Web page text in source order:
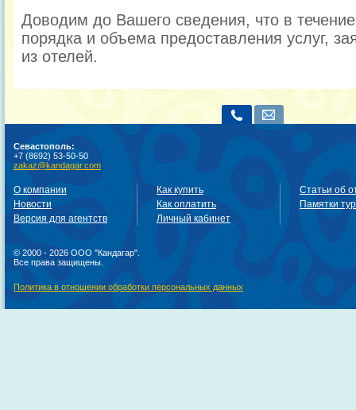
Доводим до Вашего сведения, что в
порядка и объема предоставления услуг,
из отелей.
Севастополь:
+7 (8692) 53-50-50
zakaz@kandagar.com
О компании
Новости
Версия для агентств
Как купить
Как оплатить
Личный кабинет
Статьи об
Памятки
© 2000 - 2026 ООО "Кандагар".
Все права защищены.
Политика в отношении обработки персональных данных